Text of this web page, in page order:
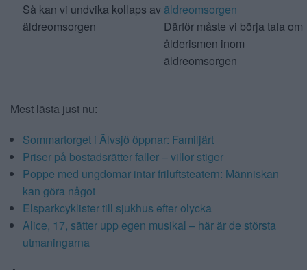
Så kan vi undvika kollaps av
äldreomsorgen
Därför måste vi börja tala om
ålderismen inom
äldreomsorgen
Mest lästa just nu:
Sommartorget i Älvsjö öppnar: Familjärt
Priser på bostadsrätter faller – villor stiger
Poppe med ungdomar intar friluftsteatern: Människan
kan göra något
Elsparkcyklister till sjukhus efter olycka
Alice, 17, sätter upp egen musikal – här är de största
utmaningarna